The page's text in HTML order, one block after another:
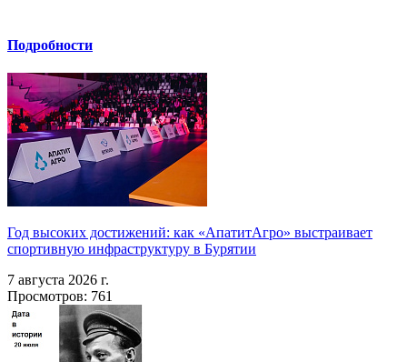
Подробности
Год высоких достижений: как «АпатитАгро» выстраивает
спортивную инфраструктуру в Бурятии
7 августа 2026 г.
Просмотров: 761